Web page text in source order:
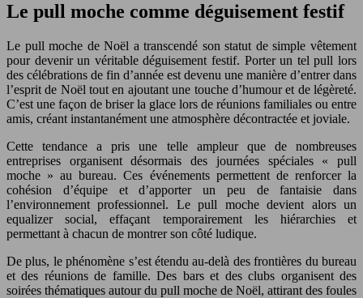
Le pull moche comme déguisement festif
Le pull moche de Noël a transcendé son statut de simple vêtement
pour devenir un véritable déguisement festif. Porter un tel pull lors
des célébrations de fin d’année est devenu une manière d’entrer dans
l’esprit de Noël tout en ajoutant une touche d’humour et de légèreté.
C’est une façon de briser la glace lors de réunions familiales ou entre
amis, créant instantanément une atmosphère décontractée et joviale.
Cette tendance a pris une telle ampleur que de nombreuses
entreprises organisent désormais des journées spéciales « pull
moche » au bureau. Ces événements permettent de renforcer la
cohésion d’équipe et d’apporter un peu de fantaisie dans
l’environnement professionnel. Le pull moche devient alors un
equalizer social, effaçant temporairement les hiérarchies et
permettant à chacun de montrer son côté ludique.
De plus, le phénomène s’est étendu au-delà des frontières du bureau
et des réunions de famille. Des bars et des clubs organisent des
soirées thématiques autour du pull moche de Noël, attirant des foules